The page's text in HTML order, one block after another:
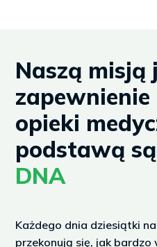
s
Naszą misją
zapewnienie
opieki
podstawą
DNA
Każdego dnia dziesiątki
przekonują się, jak bardzo